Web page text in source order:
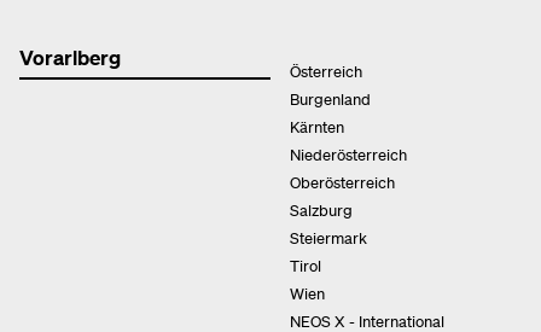
Vorarlberg
Österreich
Burgenland
Kärnten
Niederösterreich
Oberösterreich
Salzburg
Steiermark
Tirol
Wien
NEOS X - International